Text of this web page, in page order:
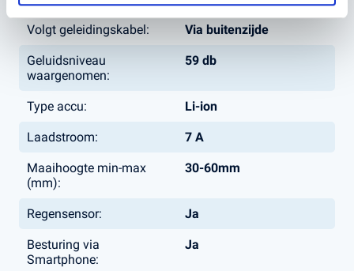
Volgt geleidingskabel: Via buitenzijde
Geluidsniveau
waargenomen:
59 db
Type accu: Li-ion
Laadstroom: 7 A
Maaihoogte min-max
(mm):
30-60mm
Regensensor: Ja
Besturing via
Smartphone:
Ja